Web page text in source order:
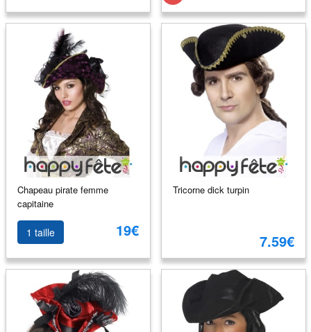
Chapeau pirate femme
capitaine
1 taille 19€
Tricorne dick turpin
7.59€